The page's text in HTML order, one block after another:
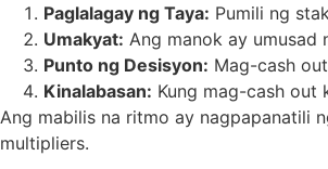
Paglalagay ng Taya: Pumili ng
Umakyat: Ang manok ay umusad
Punto ng Desisyon: Mag-cash
Kinalabasan: Kung mag-cash out
Ang mabilis na ritmo ay nagpapanatili
multipliers.